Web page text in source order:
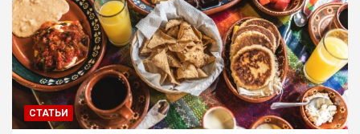
СТАТЬИ